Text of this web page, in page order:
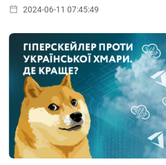
2024-06-11 07:45:49